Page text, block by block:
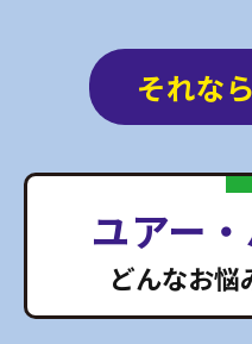
それな
ユアー
どんなお悩